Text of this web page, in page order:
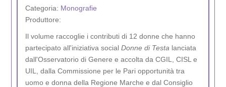
Categoria: Monografie
Produttore:
Il volume raccoglie i contributi di 12 donne che hanno
partecipato all'iniziativa social Donne di Testa lanciata
dall'Osservatorio di Genere e accolta da CGIL, CISL e
UIL, dalla Commissione per le Pari opportunità tra
uomo e donna della Regione Marche e dal Consiglio